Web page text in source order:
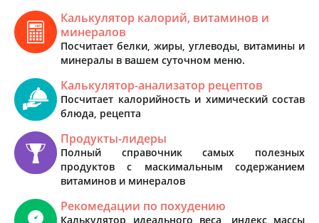
Калькулятор калорий, витаминов и
минералов
Посчитает белки, жиры, углеводы, витамины и
минералы в вашем суточном меню.
Калькулятор-анализатор рецептов
Посчитает калорийность и химический состав
блюда, рецепта
Продукты-лидеры
Полный справочник самых полезных
продуктов с маскимальным содержанием
витаминов и минералов
Рекомедации по похудению
Калькулятор идеального веса, индекс массы